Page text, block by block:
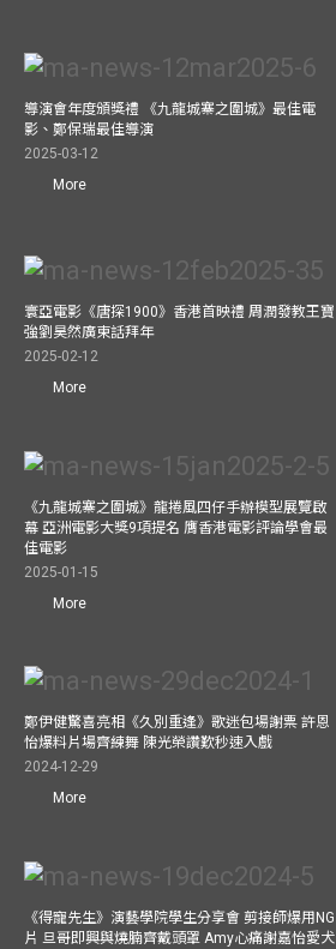
導演會年度頒獎禮 《九龍城寨之圍城》最佳電
影、鄭保瑞最佳導演
2025-03-12
More
寰亞電影《唐探1900》香港首映禮 周潤發教王寶
強劉昊然廣東話拜年
2025-02-12
More
《九龍城寨之圍城》龍捲風四仔手辦模型展覽啟
幕 亞洲電影大獎9項提名 膺香港電影評論學會最
佳電影
2025-01-15
More
鄭伊健驚喜亮相《久別重逢》歌迷包場謝票 許恩
怡爆料片場齊練舞 陳光榮讚歎秒速入戲
2024-12-29
More
《得寵先生》演藝學院學生分享會 剪接師爆用NG
片 旦哥即興與燒腩齊戴頭罩 Amy心痛謝嘉怡愛犬